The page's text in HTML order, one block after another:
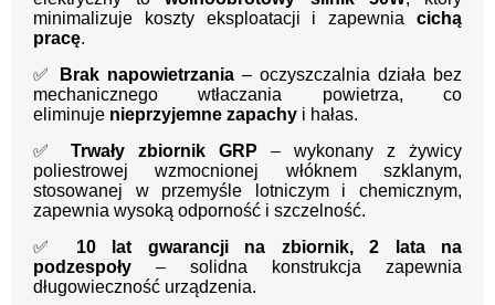
minimalizuje koszty eksploatacji i zapewnia cichą
pracę.
✅
Brak napowietrzania – oczyszczalnia działa bez
mechanicznego wtłaczania powietrza, co
eliminuje nieprzyjemne zapachy i hałas.
✅ Trwały zbiornik GRP – wykonany z żywicy
poliestrowej wzmocnionej włóknem szklanym,
stosowanej w przemyśle lotniczym i chemicznym,
zapewnia wysoką odporność i szczelność.
✅ 10 lat gwarancji na zbiornik, 2 lata na
podzespoły – solidna konstrukcja zapewnia
długowieczność urządzenia.